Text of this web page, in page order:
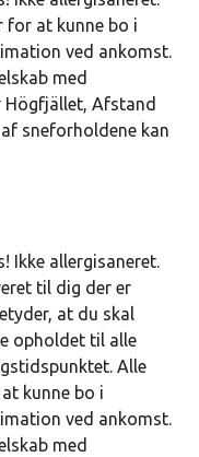
for at kunne bo i
ved ankomst.
med
Afstand
sneforholdene kan
Ikke allergisaneret.
til dig der er
at du skal
opholdet til alle
Alle
kunne bo i
ved ankomst.
med